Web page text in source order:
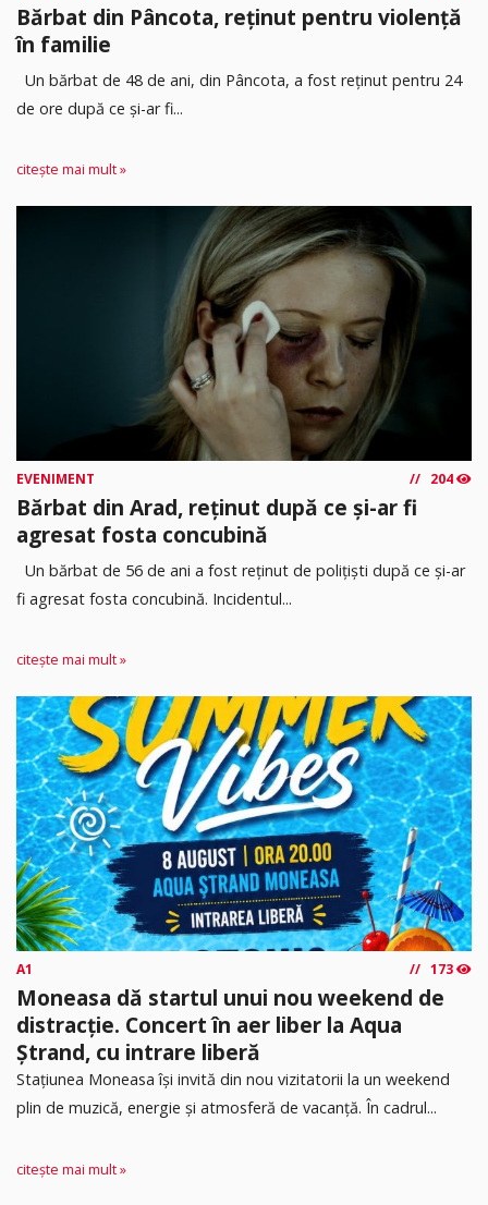
Bărbat din Pâncota, reținut pentru violență
în familie
Un bărbat de 48 de ani, din Pâncota, a fost reținut pentru 24
de ore după ce și-ar fi...
citește mai mult »
EVENIMENT 204
Bărbat din Arad, reținut după ce și-ar fi
agresat fosta concubină
Un bărbat de 56 de ani a fost reținut de polițiști după ce și-ar
fi agresat fosta concubină. Incidentul...
citește mai mult »
A1 173
Moneasa dă startul unui nou weekend de
distracție. Concert în aer liber la Aqua
Ștrand, cu intrare liberă
Stațiunea Moneasa își invită din nou vizitatorii la un weekend
plin de muzică, energie și atmosferă de vacanță. În cadrul...
citește mai mult »